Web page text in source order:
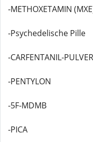
-METHOXETAMIN
-Psychedelische Pille
-CARFENTANIL-PULVER
-PENTYLON
-5F-MDMB
-PICA